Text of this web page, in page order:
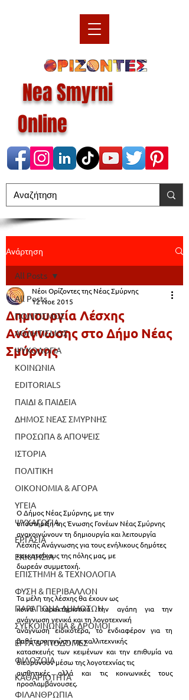
Nea Smyrni
Online
Ανάρτηση
All Posts
ΠΟΛΙΤΙΣΜΟΣ
ΑΘΛΗΤΙΣΜΟΣ
ΨΥΧΟΛΟΓΙΑ
ΚΟΙΝΩΝΙΑ
EDITORIALS
ΠΑΙΔΙ & ΠΑΙΔΕΙΑ
ΔΗΜΟΣ ΝΕΑΣ ΣΜΥΡΝΗΣ
ΠΡΟΣΩΠΑ & ΑΠΟΨΕΙΣ
ΙΣΤΟΡΙΑ
ΠΟΛΙΤΙΚΗ
ΟΙΚΟΝΟΜΙΑ & ΑΓΟΡΑ
ΥΓΕΙΑ
ΨΥΧΑΓΩΓΙΑ
ΕΡΓΑΣΙΑ
ΕΚΚΛΗΣΙΑ
ΕΠΙΣΤΗΜΗ & ΤΕΧΝΟΛΟΓΙΑ
ΦΥΣΗ & ΠΕΡΙΒΑΛΛΟΝ
ΠΑΡΑΠΟΝΑ ΔΗΜΟΤΩΝ
ΣΥΓΚΟΙΝΩΝΙΑ & ΔΡΟΜΟΙ
ΕΡΓΑ & ΥΠΟΔΟΜΕΣ
ΦΙΛΟΖΩΙΑ
ΚΑΘΑΡΙΟΤΗΤΑ
ΦΙΛΑΝΘΡΩΠΙΑ
All Posts
Δημιουργία Λέσχης
Ανάγνωσης στο Δήμο Νέας
Σμύρνης
Νέοι Ορίζοντες της Νέας Σμύρνης
12 Νοε 2015
Ο Δήμος Νέας Σμύρνης, με την
υποστήριξη της Ένωσης Γονέων Νέας Σμύρνης
ανακοινώνουν τη δημιουργία και λειτουργία
Λέσχης Ανάγνωσης για τους ενήλικους δημότες
και κατοίκους της πόλης μας, με
δωρεάν συμμετοχή.
Τα μέλη της λέσχης θα έχουν ως
κοινά χαρακτηριστικά την αγάπη για την
ανάγνωση γενικά και τη λογοτεχνική
ανάγνωση ειδικότερα, το ενδιαφέρον για τη
βαθύτερη γνώση της καλλιτεχνικής
κατασκευής των κειμένων και την επιθυμία να
διευρύνουν μέσω της λογοτεχνίας τις
αισθητικές αλλά και τις κοινωνικές τους
προσλαμβάνουσες.